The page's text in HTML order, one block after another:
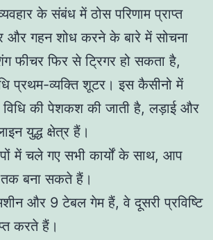
के संबंध में ठोस परिणाम प्राप्त
और गहन शोध करने के बारे में सोचना
फीचर फिर से ट्रिगर हो सकता है,
प्रथम-व्यक्ति शूटर। इस कैसीनो में
की पेशकश की जाती है, लड़ाई और
युद्ध क्षेत्र हैं।
में चले गए सभी कार्यों के साथ, आप
तक बना सकते हैं।
और 9 टेबल गेम हैं, वे दूसरी प्रविष्टि
करते हैं।